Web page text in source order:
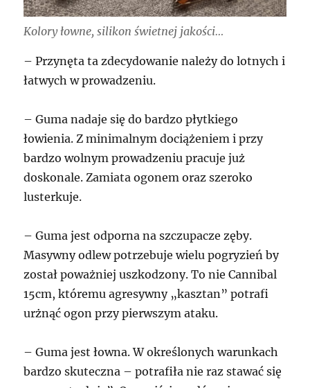
Kolory łowne, silikon świetnej jakości…
– Przynęta ta zdecydowanie należy do lotnych i
łatwych w prowadzeniu.
– Guma nadaje się do bardzo płytkiego
łowienia. Z minimalnym dociążeniem i przy
bardzo wolnym prowadzeniu pracuje już
doskonale. Zamiata ogonem oraz szeroko
lusterkuje.
– Guma jest odporna na szczupacze zęby.
Masywny odlew potrzebuje wielu pogryzień by
został poważniej uszkodzony. To nie Cannibal
15cm, któremu agresywny „kasztan” potrafi
urżnąć ogon przy pierwszym ataku.
– Guma jest łowna. W określonych warunkach
bardzo skuteczna – potrafiła nie raz stawać się